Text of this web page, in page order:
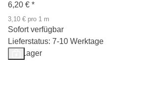
6,20 € *
3,10 € pro 1 m
Sofort verfügbar
Lieferstatus: 7-10 Werktage
Auf Lager